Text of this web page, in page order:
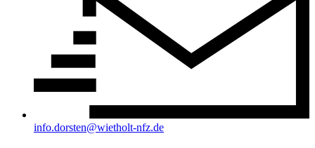
info.dorsten@wietholt-nfz.de